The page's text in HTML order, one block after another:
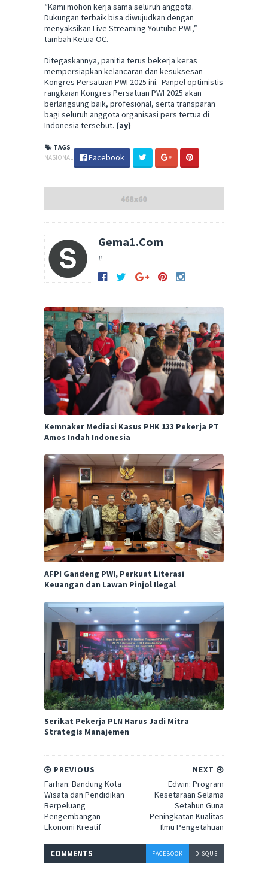
“Kami mohon kerja sama seluruh anggota.
Dukungan terbaik bisa diwujudkan dengan
menyaksikan Live Streaming Youtube PWI,”
tambah Ketua OC.
Ditegaskannya, panitia terus bekerja keras
mempersiapkan kelancaran dan kesuksesan
Kongres Persatuan PWI 2025 ini. Panpel optimistis
rangkaian Kongres Persatuan PWI 2025 akan
berlangsung baik, profesional, serta transparan
bagi seluruh anggota organisasi pers tertua di
Indonesia tersebut. (ay)
TAGS
NASIONAL
Facebook
Gema1.Com
#
Kemnaker Mediasi Kasus PHK 133 Pekerja PT
Amos Indah Indonesia
AFPI Gandeng PWI, Perkuat Literasi
Keuangan dan Lawan Pinjol Ilegal
Serikat Pekerja PLN Harus Jadi Mitra
Strategis Manajemen
NEXT
Edwin: Program
Kesetaraan Selama
Setahun Guna
Peningkatan Kualitas
Ilmu Pengetahuan
PREVIOUS
Farhan: Bandung Kota
Wisata dan Pendidikan
Berpeluang
Pengembangan
Ekonomi Kreatif
COMMENTS FACEBOOK DISQUS